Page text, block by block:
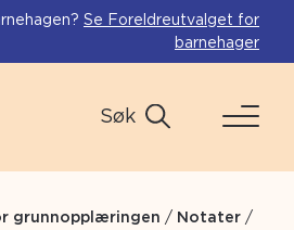
Se Foreldreutvalget for
barnehager
Søk
grunnopplæringen / Notater /